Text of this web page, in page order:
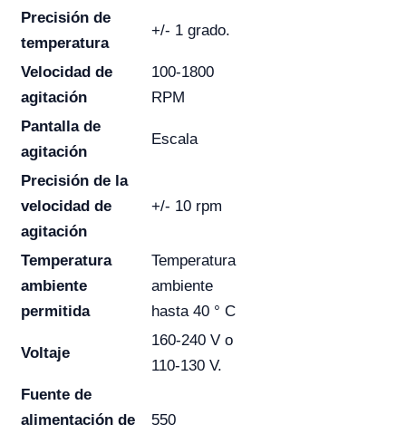
Precisión de
temperatura
+/- 1 grado.
Velocidad de
agitación
100-1800
RPM
Pantalla de
agitación
Escala
Precisión de la
velocidad de
agitación
+/- 10 rpm
Temperatura
ambiente
permitida
Temperatura
ambiente
hasta 40 ° C
Voltaje
160-240 V o
110-130 V.
Fuente de
alimentación de
550